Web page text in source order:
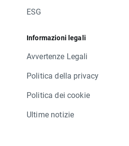
ESG
Informazioni legali
Avvertenze Legali
Politica della privacy
Politica dei cookie
Ultime notizie